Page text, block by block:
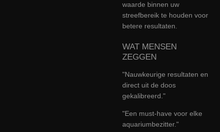
waarde binnen uw
streefbereik te houden voor
betere resultaten.
WAT MENSEN
ZEGGEN
"Nauwkeurige resultaten en
direct uit de doos
gekalibreerd."
"Een must-have voor elke
aquariumbezitter."